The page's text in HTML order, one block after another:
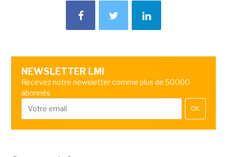
NEWSLETTER LMI
Recevez notre newsletter comme plus de 50000
abonnés
OK